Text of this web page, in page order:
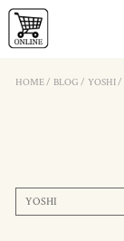
HOME/ BLOG / YOSHI/
YOSHI